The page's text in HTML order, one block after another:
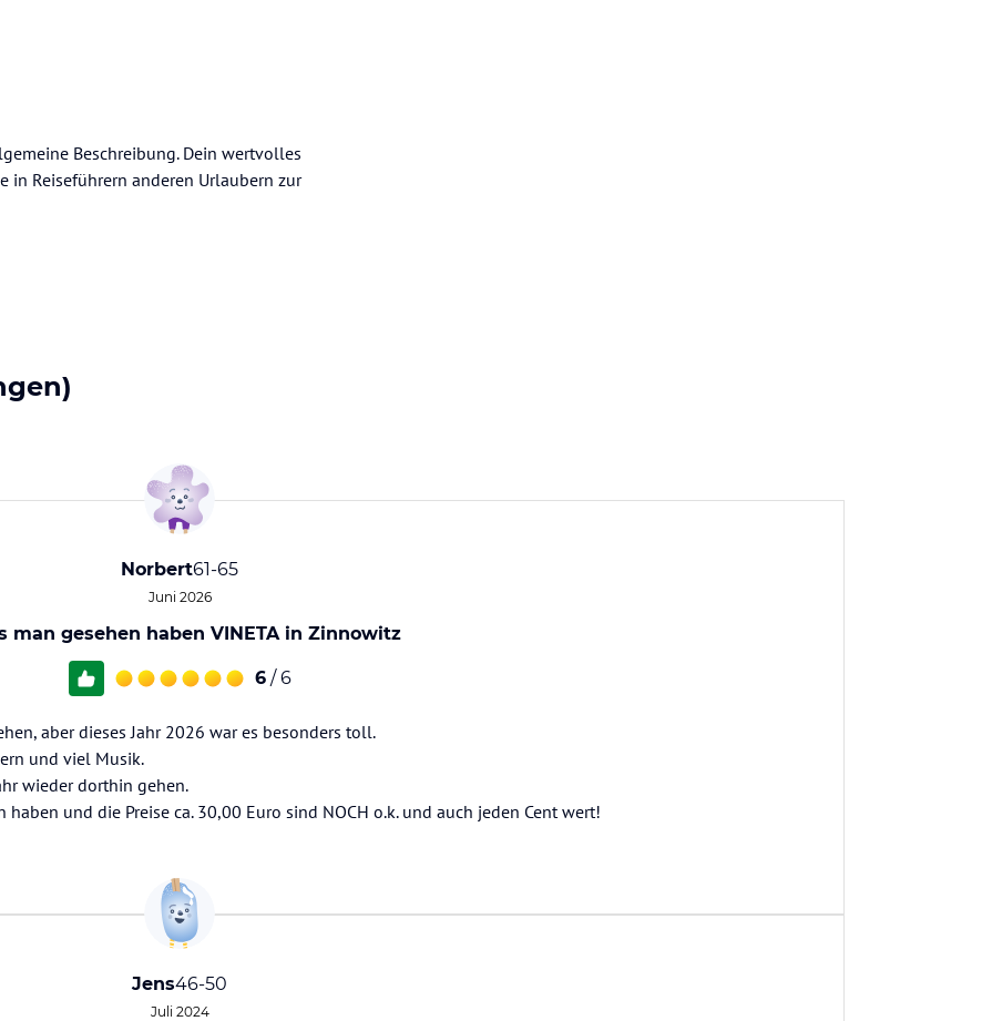
Beschreibung. Dein wertvolles
Reiseführern anderen Urlaubern zur
Norbert61-65
Juni 2026
man gesehen haben VINETA in Zinnowitz
6 / 6
aber dieses Jahr 2026 war es besonders toll.
und viel Musik.
wieder dorthin gehen.
haben und die Preise ca. 30,00 Euro sind NOCH o.k. und auch jeden Cent wert!
Jens46-50
Juli 2024